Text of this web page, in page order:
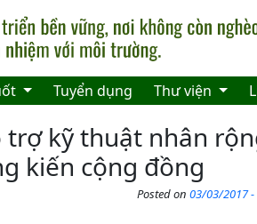
Tuyển dụng Thư viện
trợ kỹ thuật nhân
kiến cộng đồng
Posted on 03/03/2017 -